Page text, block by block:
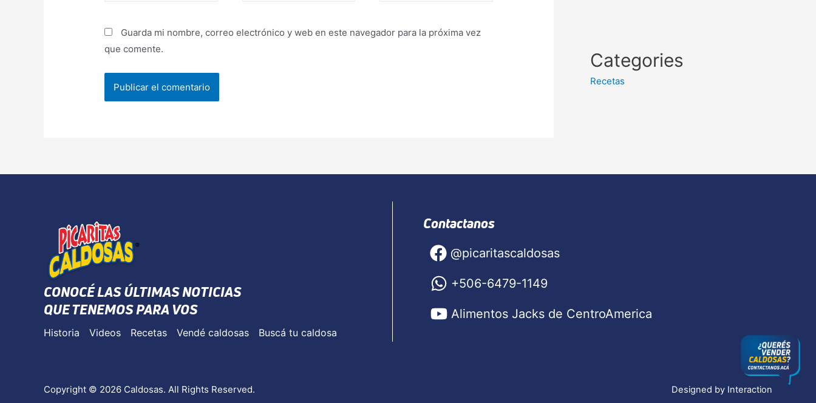
Guarda mi nombre, correo electrónico y web en este navegador para la próxima vez
que comente.
Categories
Recetas
CONOCÉ LAS ÚLTIMAS NOTICIAS
QUE TENEMOS PARA VOS
Historia Videos Recetas Vendé caldosas Buscá tu caldosa
Contactanos
@picaritascaldosas
+506-6479-1149
Alimentos Jacks de CentroAmerica
Copyright © 2026 Caldosas. All Rights Reserved. Designed by Interaction